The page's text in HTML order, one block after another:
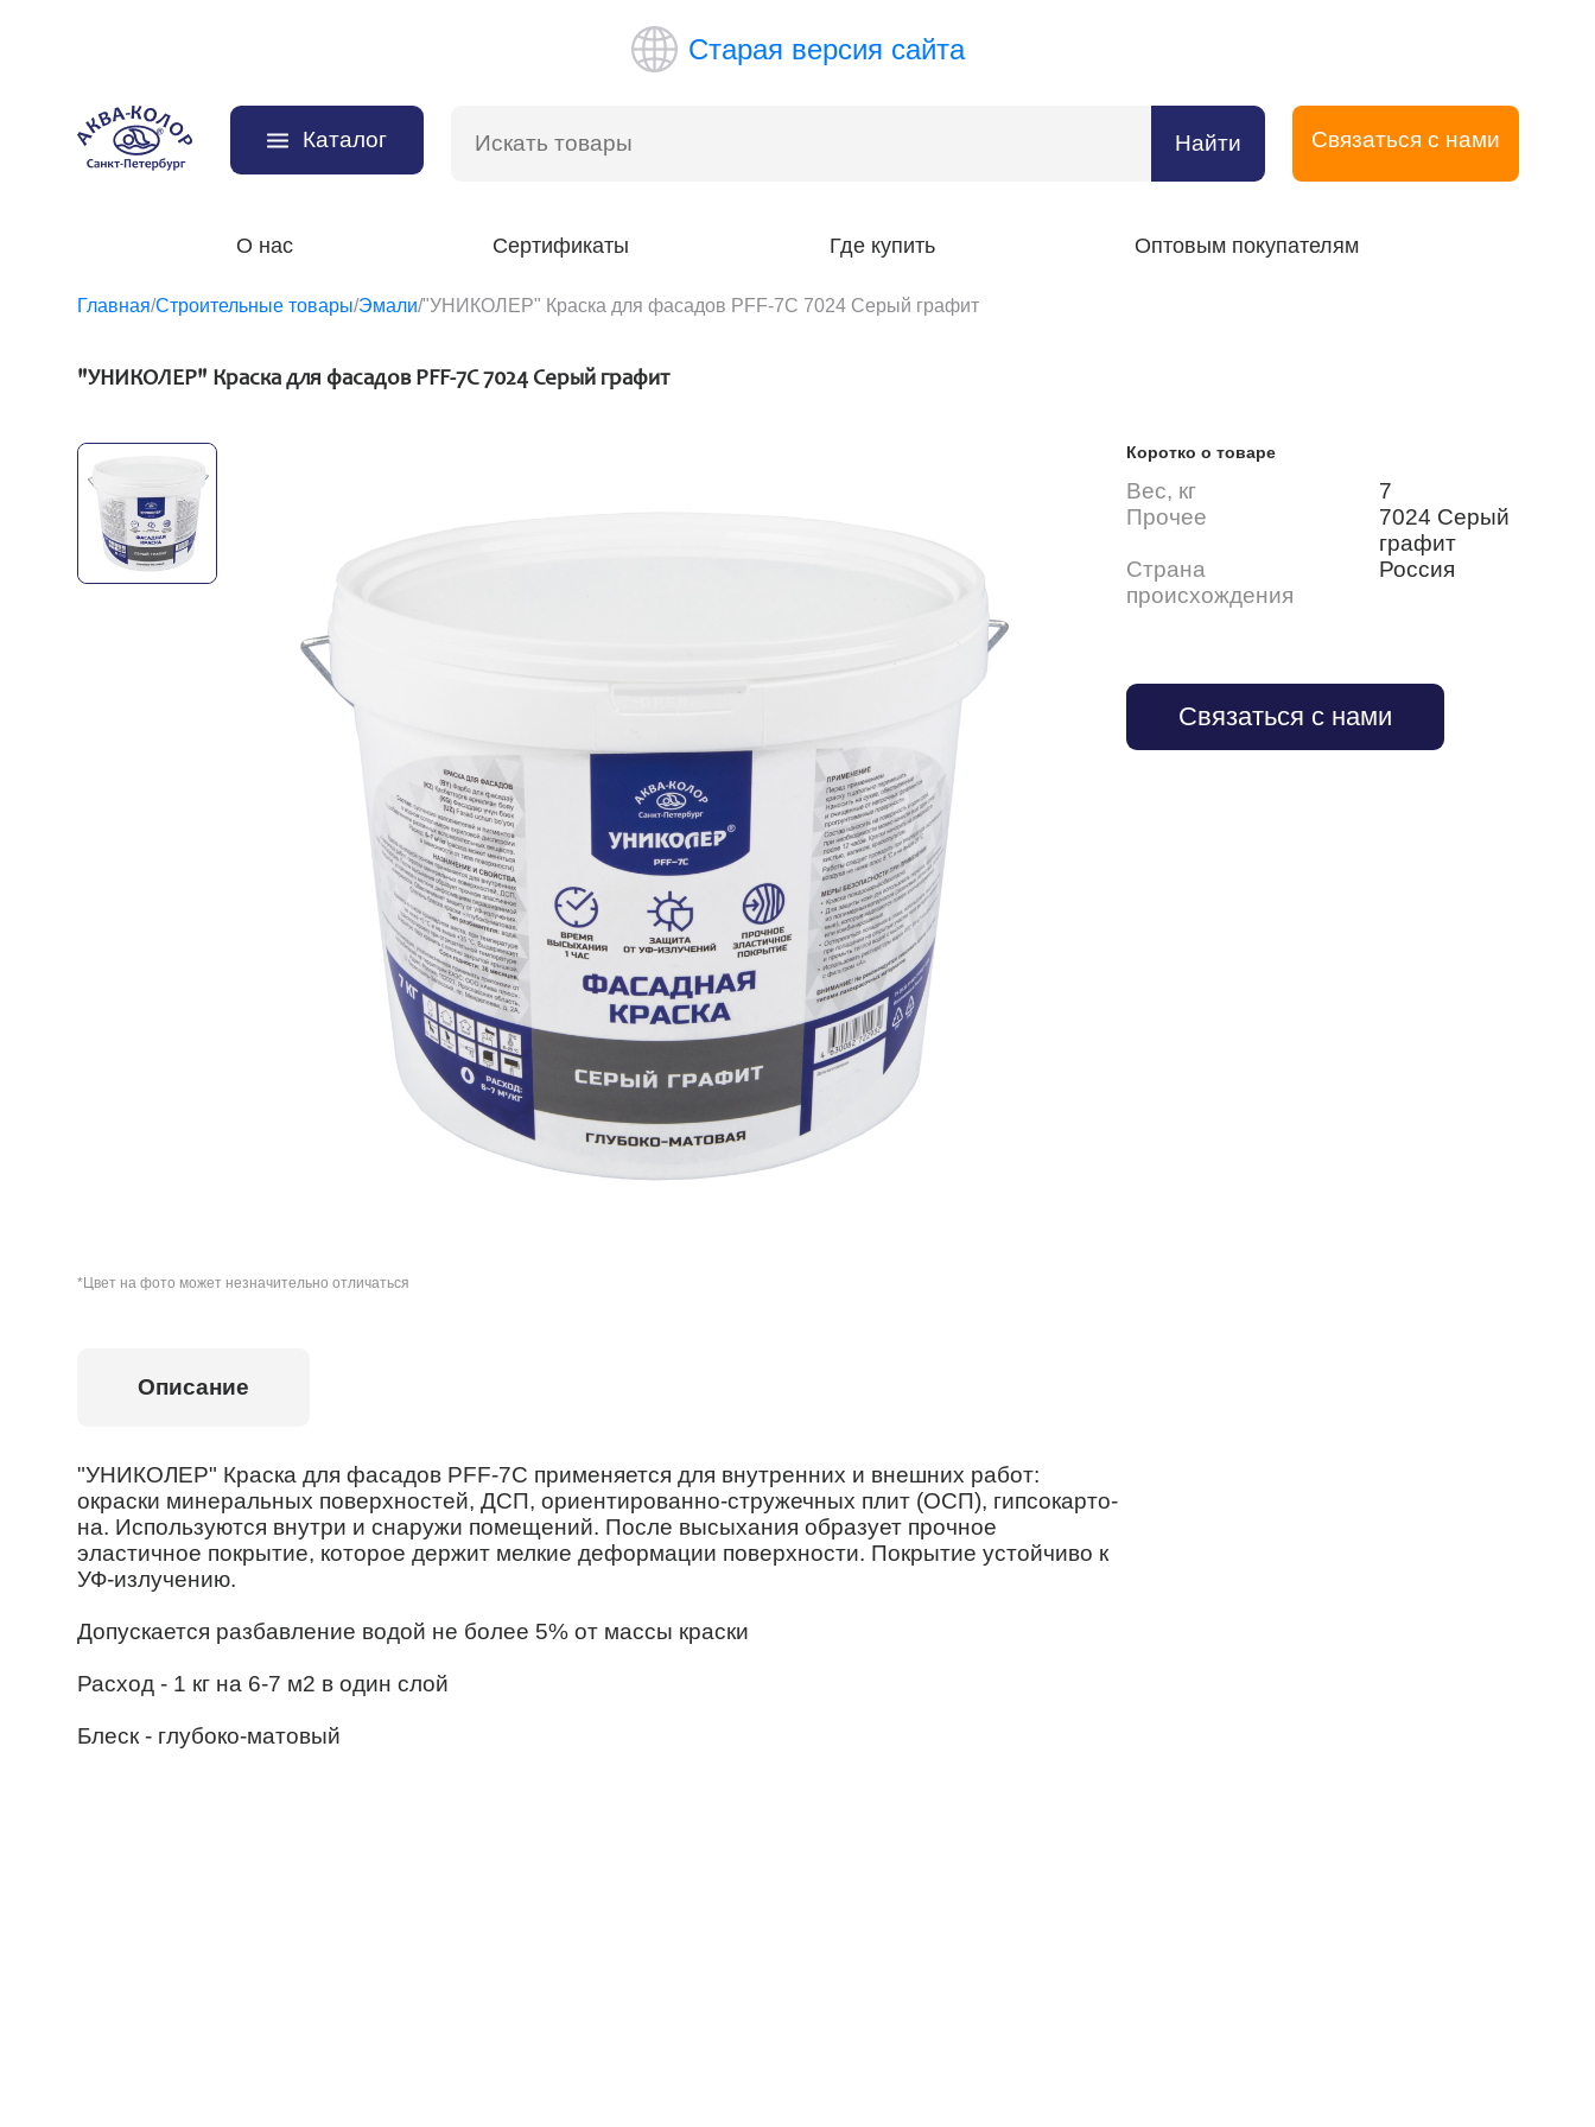
Старая версия сайта
Каталог Найти Связаться с нами
О нас Сертификаты Где купить Оптовым покупателям
Главная/Строительные товары/Эмали/"УНИКОЛЕР" Краска для фасадов PFF-7C 7024 Серый графит
"УНИКОЛЕР" Краска для фасадов PFF-7C 7024 Серый графит
*Цвет на фото может незначительно отличаться
Коротко о товаре
Вес, кг
7
Прочее
7024 Серый
графит
Страна
происхождения
Россия
Связаться с нами
Описание
"УНИКОЛЕР" Краска для фасадов PFF-7С применяется для внутренних и внешних работ:
окраски минеральных поверхностей, ДСП, ориентированно-стружечных плит (ОСП), гипсокарто-
на. Используются внутри и снаружи помещений. После высыхания образует прочное
эластичное покрытие, которое держит мелкие деформации поверхности. Покрытие устойчиво к
УФ-излучению.
Допускается разбавление водой не более 5% от массы краски
Расход - 1 кг на 6-7 м2 в один слой
Блеск - глубоко-матовый